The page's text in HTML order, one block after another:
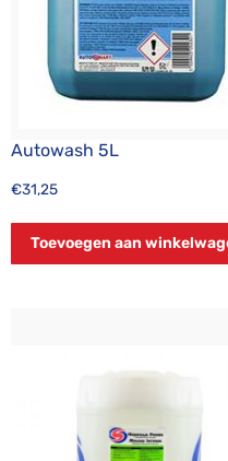
Autowash 5L
€31,25
Toevoegen aan